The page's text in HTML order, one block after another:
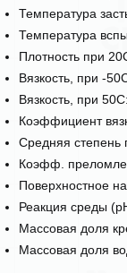
Температура
Температура
Плотность при
Вязкость, при -
Вязкость, при
Коэффициент
Средняя степень
Коэфф.
Поверхностное
Реакция среды
Массовая доля
Массовая доля